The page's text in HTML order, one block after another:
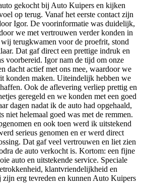
gekocht bij Auto Kuipers en kijken
op terug. Vanaf het eerste contact zijn
Igor. De voorinformatie was duidelijk,
we met vertrouwen verder konden in
terugkwamen voor de proefrit, stond
Dat gaf direct een prettige indruk en
voorbereid. Igor nam de tijd om onze
dacht actief met ons mee, waardoor we
konden maken. Uiteindelijk hebben we
Ook de aflevering verliep prettig en
geregeld en we konden met een goed
dagen nadat ik de auto had opgehaald,
niet helemaal goed was met de remmen.
en ook toen werd ik uitstekend
serieus genomen en er werd direct
Dat gaf veel vertrouwen en liet zien
de auto verkocht is. Kortom: een fijne
auto en uitstekende service. Speciale
klantvriendelijkheid en
zijn erg tevreden en kunnen Auto Kuipers